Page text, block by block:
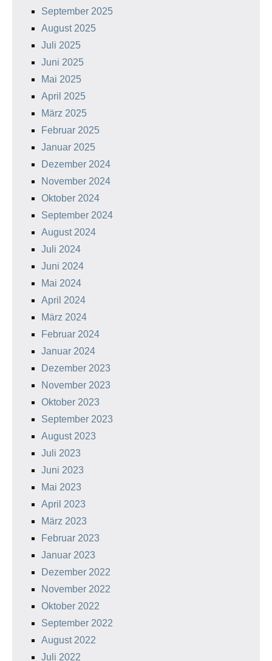
September 2025
August 2025
Juli 2025
Juni 2025
Mai 2025
April 2025
März 2025
Februar 2025
Januar 2025
Dezember 2024
November 2024
Oktober 2024
September 2024
August 2024
Juli 2024
Juni 2024
Mai 2024
April 2024
März 2024
Februar 2024
Januar 2024
Dezember 2023
November 2023
Oktober 2023
September 2023
August 2023
Juli 2023
Juni 2023
Mai 2023
April 2023
März 2023
Februar 2023
Januar 2023
Dezember 2022
November 2022
Oktober 2022
September 2022
August 2022
Juli 2022